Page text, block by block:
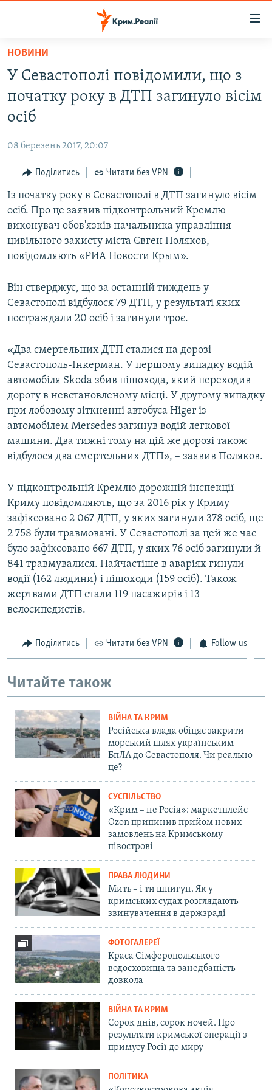
Перейти
основного
матеріалу
Перейти
до
основної
навігації
Перейти
пошуку
ВІДЕО ТА ФОТО
БЛОГИ
ПОГЛЯД
ІНТЕРВ'Ю
ВСЕ ЗА ДЕНЬ
СПЕЦПРОЕКТИ
ДЕПОРТАЦІЯ
ВІДЕОУРОКИ «ELIFBE»
СВІДЧЕННЯ ОКУПАЦІЇ
ІНФОГРАФІКА
ЯК ОБІЙТИ БЛОКУВАННЯ
Русский
Qırımtatar
ДОЛУЧАЙСЯ!
Усі сайти RFE/RL
НОВИНИ
У Севастополі повідомили, що з
початку року в ДТП загинуло вісім
осіб
08 березень 2017, 20:07
Поділитись Читати без VPN
Із початку року в Севастополі в ДТП загинуло вісім
осіб. Про це заявив підконтрольний Кремлю
виконувач обов'язків начальника управління
цивільного захисту міста Євген Поляков,
повідомляють «РИА Новости Крым».
Він стверджує, що за останній тиждень у
Севастополі відбулося 79 ДТП, у результаті яких
постраждали 20 осіб і загинули троє.
«Два смертельних ДТП сталися на дорозі
Севастополь-Інкерман. У першому випадку водій
автомобіля Skoda збив пішохода, який переходив
дорогу в невстановленому місці. У другому випадку
при лобовому зіткненні автобуса Higer із
автомобілем Mersedes загинув водій легкової
машини. Два тижні тому на цій же дорозі також
відбулося два смертельних ДТП», – заявив Поляков.
У підконтрольній Кремлю дорожній інспекції
Криму повідомляють, що за 2016 рік у Криму
зафіксовано 2 067 ДТП, у яких загинули 378 осіб, ще
2 758 були травмовані. У Севастополі за цей же час
було зафіксовано 667 ДТП, у яких 76 осіб загинули й
841 травмувалися. Найчастіше в аваріях гинули
водії (162 людини) і пішоходи (159 осіб). Також
жертвами ДТП стали 119 пасажирів і 13
велосипедистів.
Поділитись Читати без VPN Follow us
Читайте також
ВІЙНА ТА КРИМ
Російська влада обіцяє закрити
морський шлях українським
БпЛА до Севастополя. Чи реально
це?
СУСПІЛЬСТВО
«Крим – не Росія»: маркетплейс
Ozon припинив прийом нових
замовлень на Кримському
півострові
ПРАВА ЛЮДИНИ
Мить – і ти шпигун. Як у
кримських судах розглядають
звинувачення в держзраді
ФОТОГАЛЕРЕЇ
Краса Сімферопольського
водосховища та занедбаність
довкола
ВІЙНА ТА КРИМ
Сорок днів, сорок ночей. Про
результати кримської операції з
примусу Росії до миру
ПОЛІТИКА